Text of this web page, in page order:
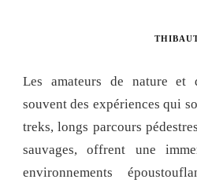
Les amateurs de nature et
souvent des expériences qui
treks, longs parcours
sauvages, offrent une
environnements